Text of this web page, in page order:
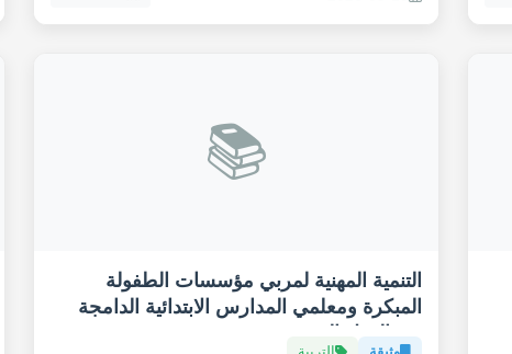
📚
التنمية المهنية لمربي مؤسسات الطفولة
المبكرة ومعلمي المدارس الابتدائية الدامجة
في الدول العربية